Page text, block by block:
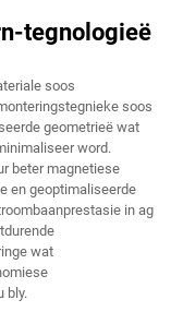
tegnologieë
soos
soos
geometrieë wat
word.
beter magnetiese
en geoptimaliseerde
in ag
wat
bly.